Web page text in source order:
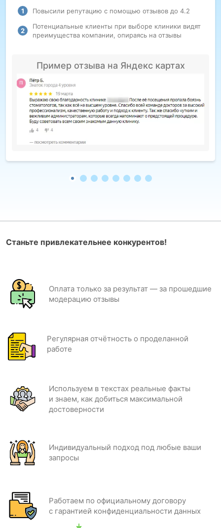
Повысили репутацию с помощью отзывов до 4.2
Потенциальные клиенты при выборе клиники видят
преимущества компании, опираясь на отзывы
Пример отзыва на Яндекс картах
Станьте привлекательнее конкурентов!
Оплата только за результат — за прошедшие
модерацию отзывы
Регулярная отчётность о проделанной
работе
Используем в текстах реальные факты
и знаем, как добиться максимальной
достоверности
Индивидуальный подход под любые ваши
запросы
Работаем по официальному договору
с гарантией конфиденциальности данных